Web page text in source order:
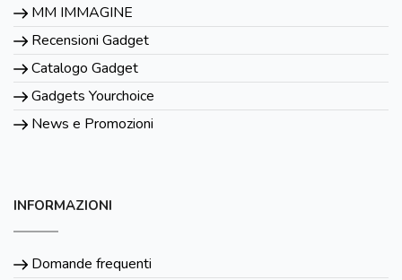
MM IMMAGINE
Recensioni Gadget
Catalogo Gadget
Gadgets Yourchoice
News e Promozioni
INFORMAZIONI
Domande frequenti